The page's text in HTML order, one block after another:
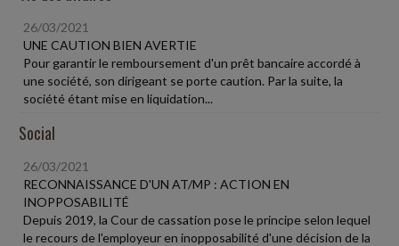
26/03/2021
UNE CAUTION BIEN AVERTIE
Pour garantir le remboursement d'un prêt bancaire accordé à
une société, son dirigeant se porte caution. Par la suite, la
société étant mise en liquidation...
Social
26/03/2021
RECONNAISSANCE D'UN AT/MP : ACTION EN
INOPPOSABILITÉ
Depuis 2019, la Cour de cassation pose le principe selon lequel
le recours de l'employeur en inopposabilité d'une décision de la